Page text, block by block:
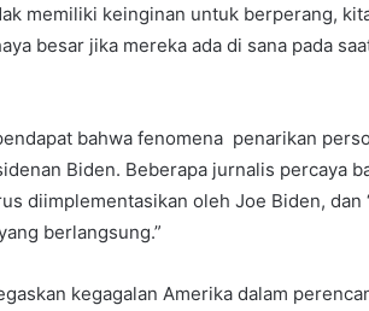
memiliki keinginan untuk berperang,
besar jika mereka ada di sana pada
bahwa fenomena penarikan
Biden. Beberapa jurnalis percaya
diimplementasikan oleh Joe Biden, dan
berlangsung.”
kegagalan Amerika dalam